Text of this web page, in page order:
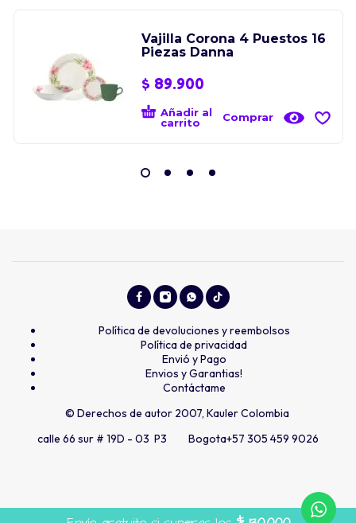
Vajilla Corona 4 Puestos 16
Piezas Danna
$ 89.900
Añadir al
carrito
Comprar
Política de devoluciones y reembolsos
Política de privacidad
Envió y Pago
Envios y Garantias!
Contáctame
© Derechos de autor 2007, Kauler Colombia
calle 66 sur # 19D - 03 P3 Bogota+57 305 459 9026